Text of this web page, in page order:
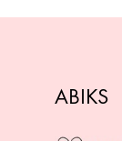
ABIKS